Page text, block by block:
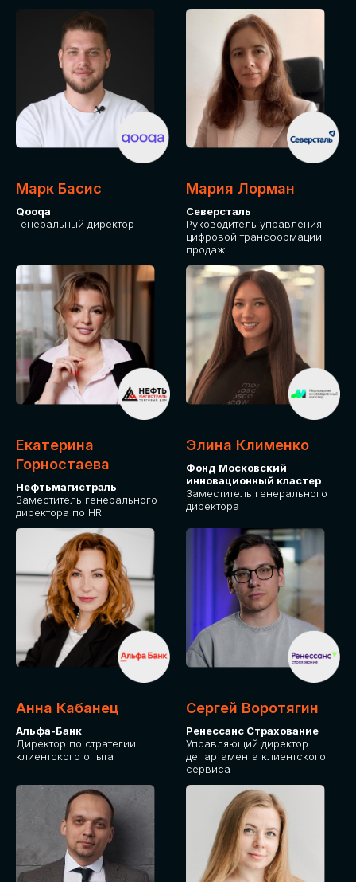
Марк Басис
Qooqa
Генеральный директор
Мария Лорман
Северсталь
Руководитель управления
цифровой трансформации
продаж
Екатерина
Горностаева
Нефтьмагистраль
Заместитель генерального
директора по HR
Элина Клименко
Фонд Московский
инновационный кластер
Заместитель генерального
директора
Анна Кабанец
Альфа-Банк
Директор по стратегии
клиентского опыта
Сергей Воротягин
Ренессанс Страхование
Управляющий директор
департамента клиентского
сервиса
СРЕДИ ПАРТНЕРОВ
МЕРОПРИЯТИЯ
Приглашаем стать партнером GLOBAL
TECH FORUM и презентовать ваши
решения целевой аудитории. Будем
рады сотрудничеству!
СТАНЬТЕ
ЭКСПОНЕНТОМ
ПОДАТЬ ЗАЯВКУ
IT Solutions for Business
СТОИМОСТЬ
УЧАСТИЯ